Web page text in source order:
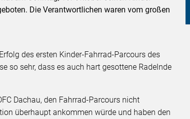
Die Verantwortlichen waren vom großen
des ersten Kinder-Fahrrad-Parcours des
so sehr, dass es auch hart gesottene Radelnde
Dachau, den Fahrrad-Parcours nicht
überhaupt ankommen würde und haben den